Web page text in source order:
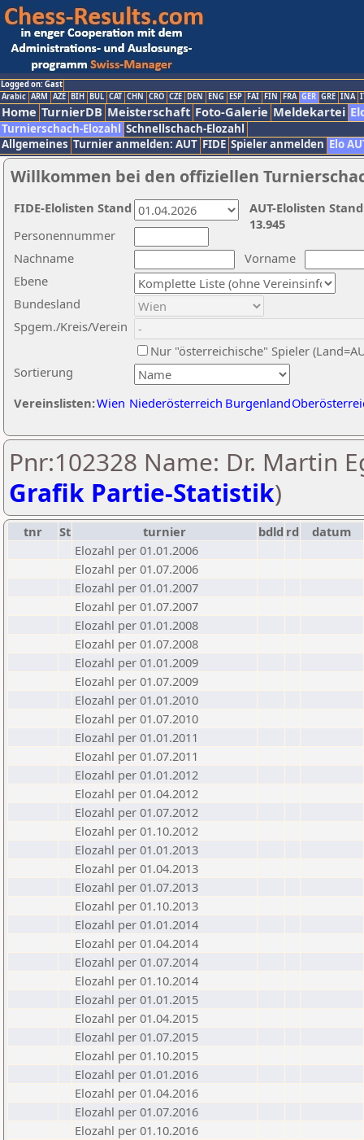
Logged on: Gast
Arabic ARM AZE BIH BUL CAT CHN CRO CZE DEN ENG ESP FAI FIN FRA GER GRE INA
Home TurnierDB Meisterschaft Foto-Galerie Meldekartei
Turnierschach-Elozahl Schnellschach-Elozahl
Allgemeines Turnier anmelden: AUT FIDE Spieler anmelden Elo
Willkommen bei den offiziellen
Nachname
Vorname
Ebene
Sortierung
Personennummer
Bundesland
Spgem./Kreis/Verein
Nur "österreichische" Spieler
Vereinslisten:Wien Niederösterreich Burgenland
AUT-Elolisten
13.945
FIDE-Elolisten Stand
Pnr:102328 Name: Dr. Martin
Grafik Partie-Statistik)
tnr St turnier bdld rd
datum
Elozahl per 01.01.2006
Elozahl per 01.07.2006
Elozahl per 01.01.2007
Elozahl per 01.07.2007
Elozahl per 01.01.2008
Elozahl per 01.07.2008
Elozahl per 01.01.2009
Elozahl per 01.07.2009
Elozahl per 01.01.2010
Elozahl per 01.07.2010
Elozahl per 01.01.2011
Elozahl per 01.07.2011
Elozahl per 01.01.2012
Elozahl per 01.04.2012
Elozahl per 01.07.2012
Elozahl per 01.10.2012
Elozahl per 01.01.2013
Elozahl per 01.04.2013
Elozahl per 01.07.2013
Elozahl per 01.10.2013
Elozahl per 01.01.2014
Elozahl per 01.04.2014
Elozahl per 01.07.2014
Elozahl per 01.10.2014
Elozahl per 01.01.2015
Elozahl per 01.04.2015
Elozahl per 01.07.2015
Elozahl per 01.10.2015
Elozahl per 01.01.2016
Elozahl per 01.04.2016
Elozahl per 01.07.2016
Elozahl per 01.10.2016